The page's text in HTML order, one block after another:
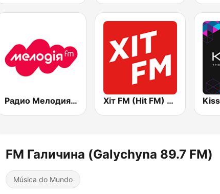
Радио Мелодия (Radio Melodia) Хіт FM (Hit FM) - Ukr
FM Галичина (Galychyna 89.7 FM)
Música do Mundo